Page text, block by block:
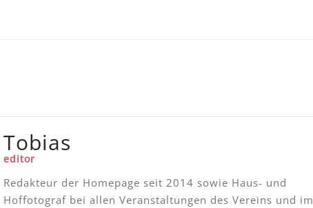
Tobias
editor
Redakteur der Homepage seit 2014 sowie Haus- und
Hoffotograf bei allen Veranstaltungen des Vereins und im